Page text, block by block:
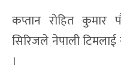
कप्तान रोहित कुमार
सिरिजले नेपाली
।